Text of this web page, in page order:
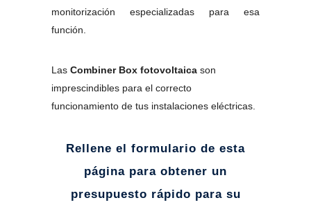
monitorización especializadas para esa
función.
Las Combiner Box fotovoltaica son
imprescindibles para el correcto
funcionamiento de tus instalaciones eléctricas.
Rellene el formulario de esta
página para obtener un
presupuesto rápido para su